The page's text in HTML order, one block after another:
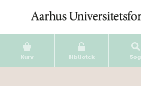
Kurv Bibliotek Søg